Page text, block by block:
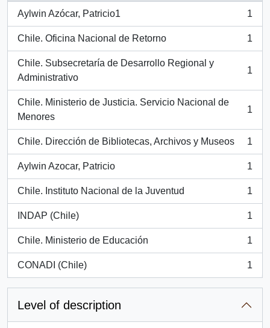
Aylwin Azócar, Patricio1
, 1 results
1
Chile. Oficina Nacional de Retorno
, 1 results
1
Chile. Subsecretaría de Desarrollo Regional y
Administrativo
, 1 results
1
Chile. Ministerio de Justicia. Servicio Nacional de
Menores
, 1 results
1
Chile. Dirección de Bibliotecas, Archivos y Museos
, 1 results
1
Aylwin Azocar, Patricio
, 1 results
1
Chile. Instituto Nacional de la Juventud
, 1 results
1
INDAP (Chile)
, 1 results
1
Chile. Ministerio de Educación
, 1 results
1
CONADI (Chile)
, 1 results
1
Level of description